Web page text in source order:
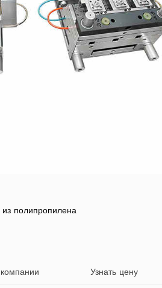
полипропилена
Узнать цену